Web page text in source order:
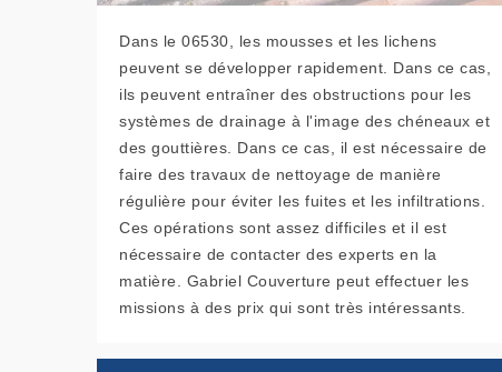
Dans le 06530, les mousses et les lichens
peuvent se développer rapidement. Dans ce cas,
ils peuvent entraîner des obstructions pour les
systèmes de drainage à l'image des chéneaux et
des gouttières. Dans ce cas, il est nécessaire de
faire des travaux de nettoyage de manière
régulière pour éviter les fuites et les infiltrations.
Ces opérations sont assez difficiles et il est
nécessaire de contacter des experts en la
matière. Gabriel Couverture peut effectuer les
missions à des prix qui sont très intéressants.